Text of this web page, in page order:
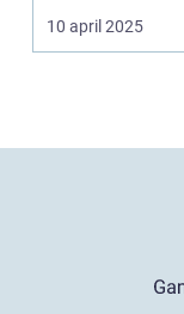
Især i S...
10 april 2025